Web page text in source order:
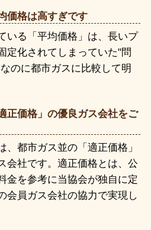
価格は高すぎです
いる「平均価格」は、長いプ
定化されてしまっていた"問
のに都市ガスに比較して明
正価格」の優良ガス会社をご
、都市ガス並の「適正価格」
会社です。適正価格とは、公
金を参考に当協会が独自に定
会員ガス会社の協力で実現し